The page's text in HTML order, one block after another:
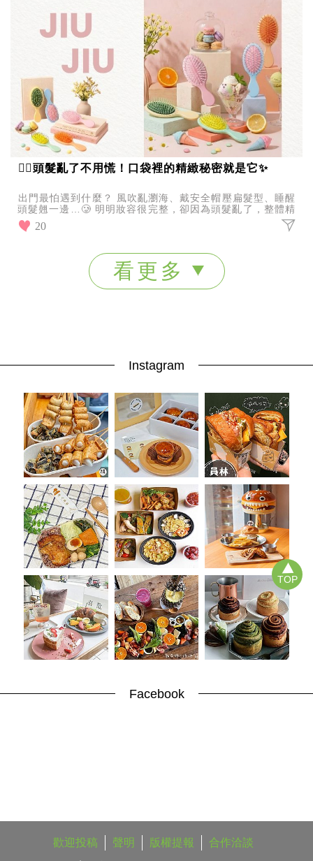
TOP
💇‍♀️頭髮亂了不用慌！口袋裡的精緻秘密就是它✨
出門最怕遇到什麼？ 風吹亂瀏海、戴安全帽壓扁髮型、睡醒
頭髮翹一邊…🥲 明明妝容很完整，卻因為頭髮亂了，整體精
緻感瞬間扣分。 這時候，一把方便攜帶的梳子真的超
20
看更多
Instagram
Facebook
歡迎投稿 聲明 版權提報 合作洽談